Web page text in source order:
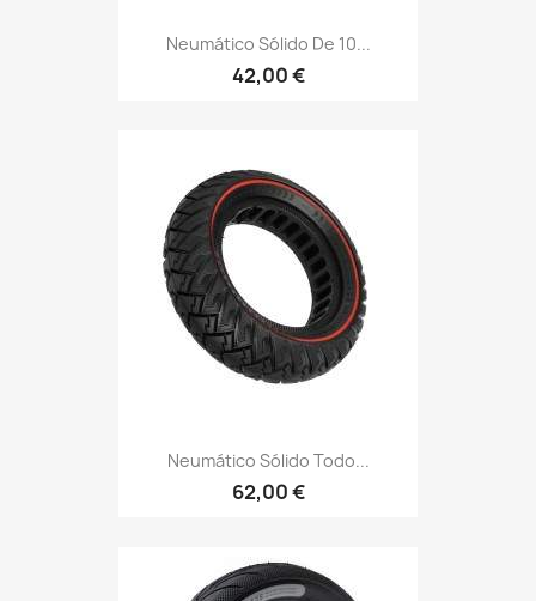
Neumático Sólido De 10...
42,00 €
Neumático Sólido Todo...
62,00 €